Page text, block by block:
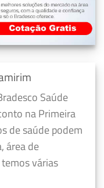
Saúde
na Primeira
de saúde podem
área de
várias